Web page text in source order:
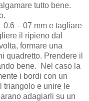
tutto bene.
– 07 mm e tagliare
il ripieno dal
formare una
quadretto. Prendere il
bene. Nel caso la
i bordi con un
triangolo e unire le
adagiarli su un